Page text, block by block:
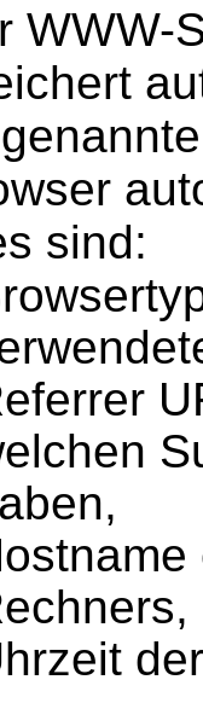
WWW-
sind: